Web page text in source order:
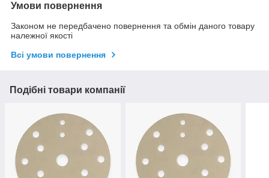
Умови повернення
Законом не передбачено повернення та обмін даного товару
належної якості
Всі умови повернення
Подібні товари компанії